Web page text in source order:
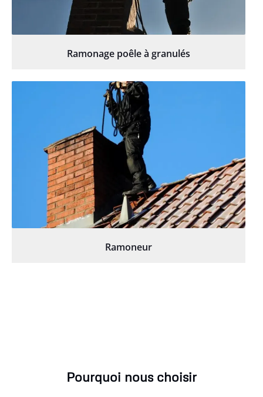
Ramonage poêle à granulés
Ramoneur
Pourquoi nous choisir